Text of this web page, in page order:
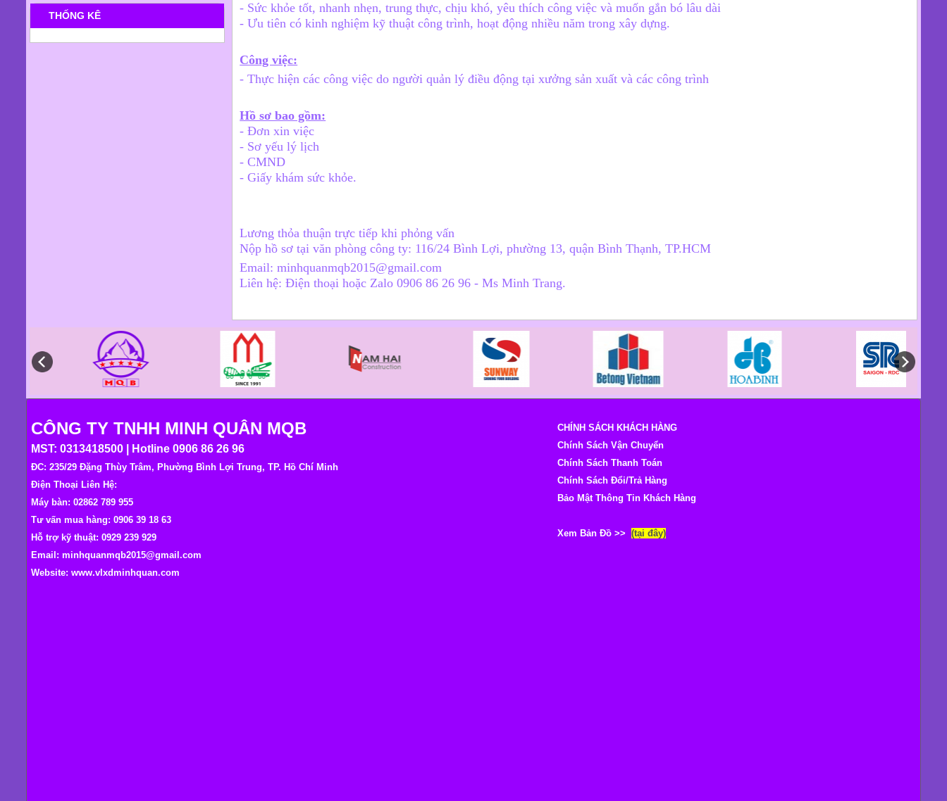
- Sức khỏe tốt, nhanh nhẹn, trung thực, chịu khó, yêu thích công việc và muốn gắn bó lâu dài
- Ưu tiên có kinh nghiệm kỹ thuật công trình, hoạt động nhiều năm trong xây dựng.
Công việc:
- Thực hiện các công việc do người quản lý điều động tại xưởng sản xuất và các công trình
Hồ sơ bao gồm:
- Đơn xin việc
- Sơ yếu lý lịch
- CMND
- Giấy khám sức khỏe.
Lương thỏa thuận trực tiếp khi phỏng vấn
Nộp hồ sơ tại văn phòng công ty: 116/24 Bình Lợi, phường 13, quận Bình Thạnh, TP.HCM
Email:minhquanmqb2015@gmail.com
Liên hệ: Điện thoại hoặc Zalo 0906 86 26 96 - MsMinhTrang.
THỐNG KÊ
CÔNG TY TNHH MINH QUÂN MQB
MST: 0313418500 | Hotline 0906 86 26 96
ĐC: 235/29 Đặng Thùy Trâm, Phường Bình Lợi Trung, TP. Hồ Chí Minh
Điện Thoại Liên Hệ:
Máy bàn: 02862 789 955
Tư vấn mua hàng: 0906 39 18 63
Hỗ trợ kỹ thuật: 0929 239 929
Email: minhquanmqb2015@gmail.com
Website: www.vlxdminhquan.com
CHÍNH SÁCH KHÁCH HÀNG
Chính Sách Vận Chuyển
Chính Sách Thanh Toán
Chính Sách Đổi/Trả Hàng
Bảo Mật Thông Tin Khách Hàng
Xem Bản Đồ >> (tại đây)